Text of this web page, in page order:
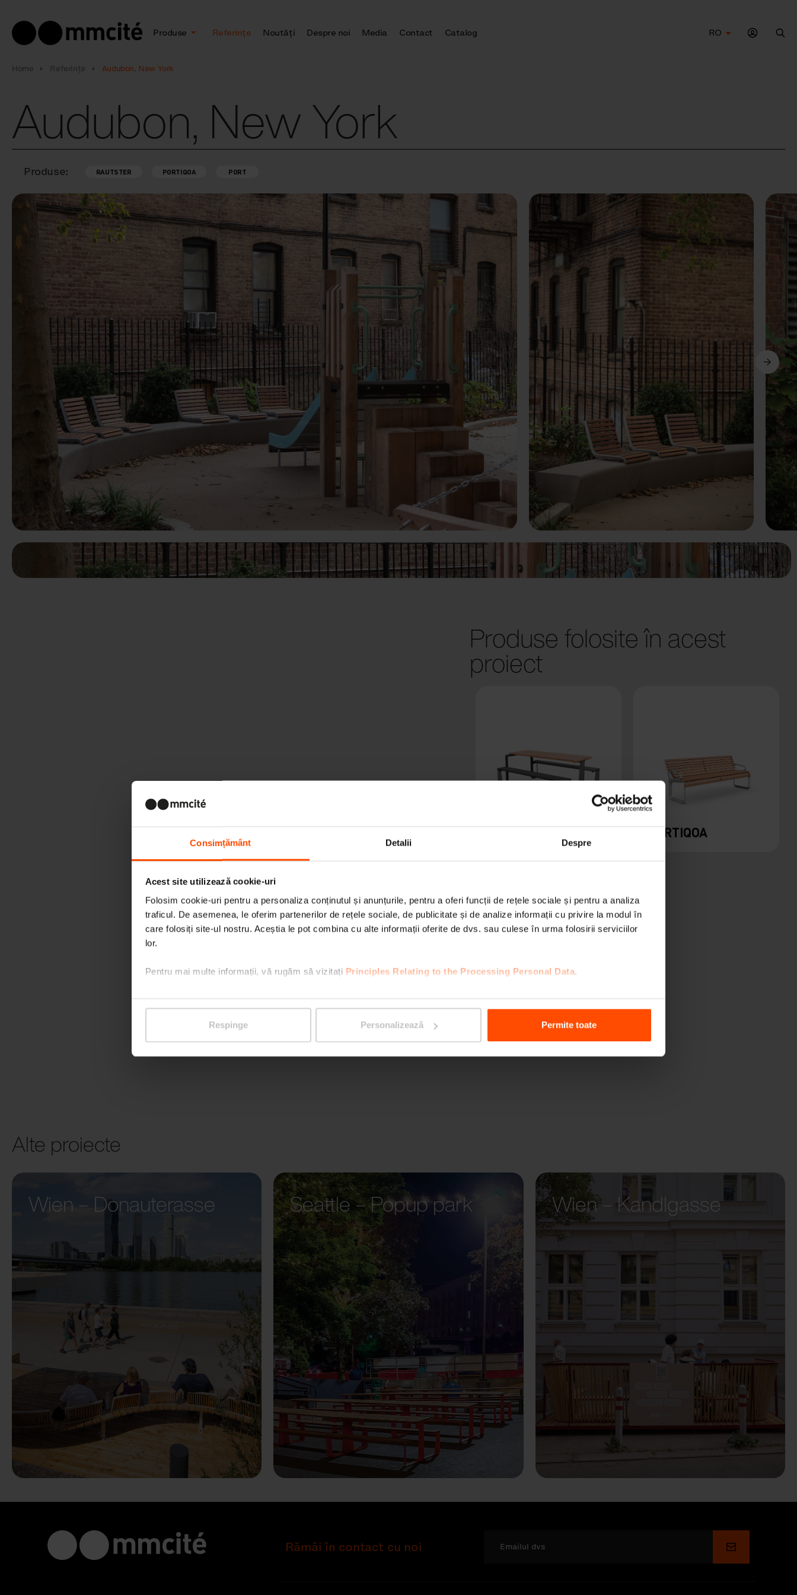
Consimțământ Detalii Despre
Acest site utilizează cookie-uri
Folosim cookie-uri pentru a personaliza conținutul și anunțurile, pentru a oferi funcții de rețele sociale și pentru a analiza
traficul. De asemenea, le oferim partenerilor de rețele sociale, de publicitate și de analize informații cu privire la modul în
care folosiți site-ul nostru. Aceștia le pot combina cu alte informații oferite de dvs. sau culese în urma folosirii serviciilor
lor.
Pentru mai multe informații, vă rugăm să vizitați Principles Relating to the Processing Personal Data.
Respinge Personalizează Permite toate
Produse Referințe Noutăţi Despre noi Media Contact Catalog
RO
Home Referințe Audubon, New York
Audubon, New York
Produse: RAUTSTER PORTIQOA PORT
Anterior Următorul
Produse folosite în acest
proiect
RAUTSTER PORTIQOA
PORT
Alte proiecte
Wien – Donauterasse
Seattle – Popup park Wien – Kandlgasse
Rămâi în contact cu noi Depune